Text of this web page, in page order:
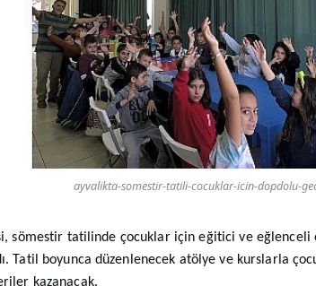
ayvalikta-somestir-tatili-cocuklar-icin-dopdolu-
sömestir tatilinde çocuklar için eğitici ve
Tatil boyunca düzenlenecek atölye ve kurslarla
kazanacak.